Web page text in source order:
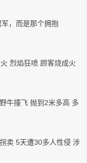
，而是那个拥抱
烈焰狂喷 顾客烧成火
牛撞飞 抛到2米多高 多
卖 5天遭30多人性侵 涉